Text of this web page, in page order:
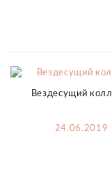
Вездесущий
24.06.2019